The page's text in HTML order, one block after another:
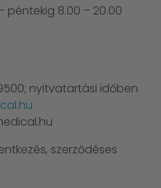
péntekig 8.00 – 20.00
nyitvatartási időben
szerződéses